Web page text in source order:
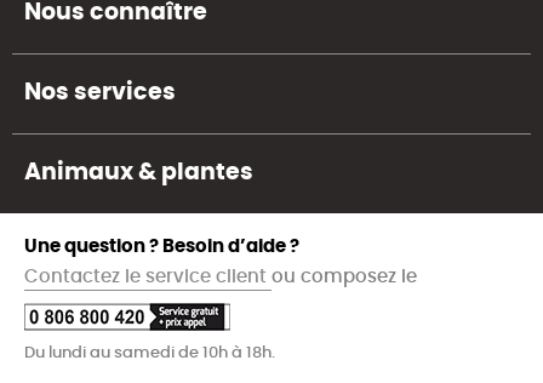
Nous connaître
Nos services
Animaux & plantes
Une question ? Besoin d’aide ?
Contactez le service client ou composez le
Du lundi au samedi de 10h à 18h.